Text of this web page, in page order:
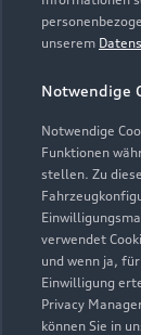
unserem
Notwendige
Notwendige
Funktionen
stellen. Zu
verwendet
und wenn ja,
Einwilligung
Privacy
können Sie in
Zur
Modelle